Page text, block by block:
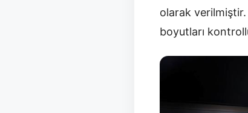
olarak verilmiştir.
boyutları